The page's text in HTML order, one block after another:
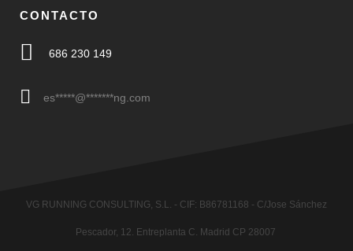
CONTACTO
686 230 149
es*****@*******ng.com
VG RUNNING CONSULTING, S.L. - CIF: B86781168 - C/Jose Sánchez
Pescador, 12. Entreplanta C. Madrid CP 28007